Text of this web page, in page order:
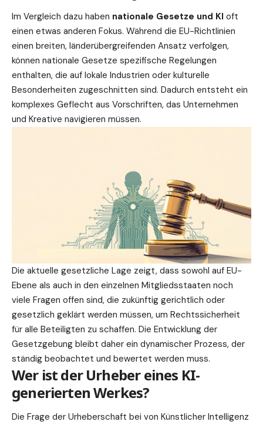
Im Vergleich dazu haben nationale Gesetze und KI oft
einen etwas anderen Fokus. Während die EU-Richtlinien
einen breiten, länderübergreifenden Ansatz verfolgen,
können nationale Gesetze spezifische Regelungen
enthalten, die auf lokale Industrien oder kulturelle
Besonderheiten zugeschnitten sind. Dadurch entsteht ein
komplexes Geflecht aus Vorschriften, das Unternehmen
und Kreative navigieren müssen.
Die aktuelle gesetzliche Lage zeigt, dass sowohl auf EU-
Ebene als auch in den einzelnen Mitgliedsstaaten noch
viele Fragen offen sind, die zukünftig gerichtlich oder
gesetzlich geklärt werden müssen, um Rechtssicherheit
für alle Beteiligten zu schaffen. Die Entwicklung der
Gesetzgebung bleibt daher ein dynamischer Prozess, der
ständig beobachtet und bewertet werden muss.
Wer ist der Urheber eines KI-
generierten Werkes?
Die Frage der Urheberschaft bei von Künstlicher Intelligenz